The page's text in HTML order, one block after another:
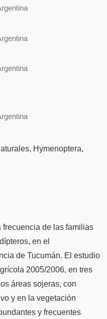
Hymenoptera,
de las familias
en el
de Tucumán. El estudio
2005/2006, en tres
áreas sojeras, con
y en la vegetación
y frecuentes